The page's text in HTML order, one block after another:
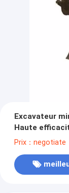
Excavateur
Haute
Prix：negotiate